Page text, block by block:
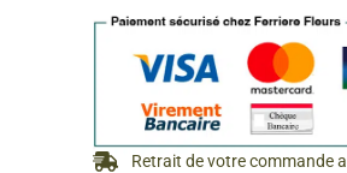
Retrait de votre commande